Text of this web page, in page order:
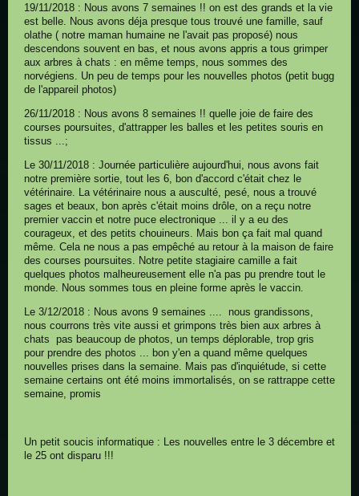
19/11/2018 : Nous avons 7 semaines !! on est des grands et la vie
est belle. Nous avons déja presque tous trouvé une famille, sauf
olathe ( notre maman humaine ne l'avait pas proposé) nous
descendons souvent en bas, et nous avons appris a tous grimper
aux arbres à chats : en même temps, nous sommes des
norvégiens. Un peu de temps pour les nouvelles photos (petit bugg
de l'appareil photos)
26/11/2018 : Nous avons 8 semaines !! quelle joie de faire des
courses poursuites, d'attrapper les balles et les petites souris en
tissus ...;
Le 30/11/2018 : Journée particulière aujourd'hui, nous avons fait
notre première sortie, tout les 6, bon d'accord c'était chez le
vétérinaire. La vétérinaire nous a ausculté, pesé, nous a trouvé
sages et beaux, bon après c'était moins drôle, on a reçu notre
premier vaccin et notre puce electronique ... il y a eu des
courageux, et des petits chouineurs. Mais bon ça fait mal quand
même. Cela ne nous a pas empêché au retour à la maison de faire
des courses poursuites. Notre petite stagiaire camille a fait
quelques photos malheureusement elle n'a pas pu prendre tout le
monde. Nous sommes tous en pleine forme après le vaccin.
Le 3/12/2018 : Nous avons 9 semaines .... nous grandissons,
nous courrons très vite aussi et grimpons très bien aux arbres à
chats pas beaucoup de photos, un temps déplorable, trop gris
pour prendre des photos ... bon y'en a quand même quelques
nouvelles prises dans la semaine. Mais pas d'inquiétude, si cette
semaine certains ont été moins immortalisés, on se rattrappe cette
semaine, promis
Un petit soucis informatique : Les nouvelles entre le 3 décembre et
le 25 ont disparu !!!